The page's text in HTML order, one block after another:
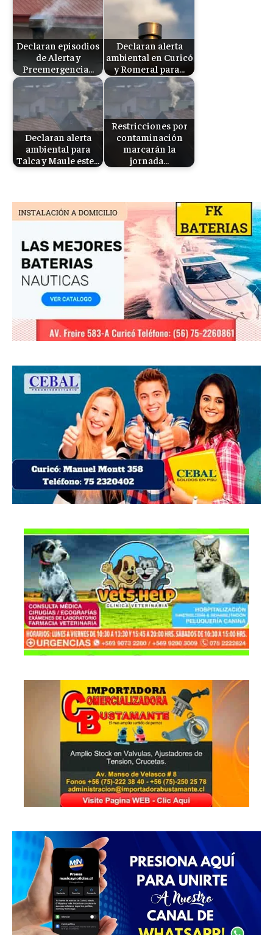
Declaran episodios
de Alerta y
Preemergencia…
Declaran alerta
ambiental en Curicó
y Romeral para…
Declaran alerta
ambiental para
Talca y Maule este…
Restricciones por
contaminación
marcarán la
jornada…